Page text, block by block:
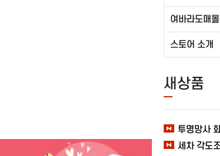
여바라도매몰
스토어 소개
새상품